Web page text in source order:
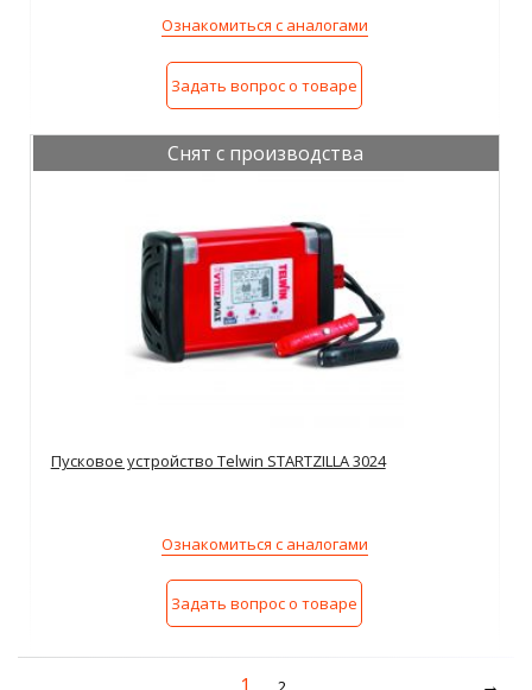
Ознакомиться с аналогами
Задать вопрос о товаре
Снят с производства
Пусковое устройство Telwin STARTZILLA 3024
Ознакомиться с аналогами
Задать вопрос о товаре